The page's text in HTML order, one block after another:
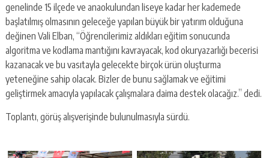
genelinde 15 ilçede ve anaokulundan liseye kadar her kademede
başlatılmış olmasının geleceğe yapılan büyük bir yatırım olduğuna
değinen Vali Elban, “Öğrencilerimiz aldıkları eğitim sonucunda
algoritma ve kodlama mantığını kavrayacak, kod okuryazarlığı becerisi
kazanacak ve bu vasıtayla gelecekte birçok ürün oluşturma
yeteneğine sahip olacak. Bizler de bunu sağlamak ve eğitimi
geliştirmek amacıyla yapılacak çalışmalara daima destek olacağız.” dedi.
Toplantı, görüş alışverişinde bulunulmasıyla sürdü.